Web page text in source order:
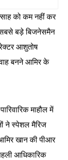
को कम नहीं कर
सबसे बड़े बिजनेसमैन
आशुतोष
बनने आमिर के
माहौल में
ने स्पेशल मैरिज
खान की पीआर
आधिकारिक